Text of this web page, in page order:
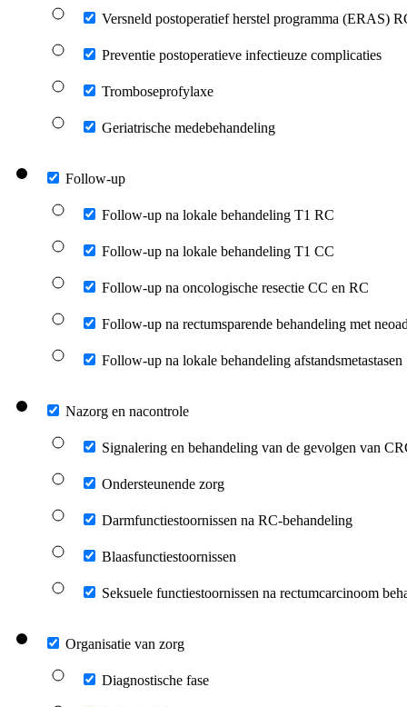
Versneld postoperatief herstel programma (ERAS)
Preventie postoperatieve infectieuze complicaties
Tromboseprofylaxe
Geriatrische medebehandeling
Follow-up
Follow-up na lokale behandeling T1 RC
Follow-up na lokale behandeling T1 CC
Follow-up na oncologische resectie CC en RC
Follow-up na rectumsparende behandeling met
Follow-up na lokale behandeling afstandsmetastasen
Nazorg en nacontrole
Signalering en behandeling van de gevolgen van
Ondersteunende zorg
Darmfunctiestoornissen na RC-behandeling
Blaasfunctiestoornissen
Seksuele functiestoornissen na rectumcarcinoom
Organisatie van zorg
Diagnostische fase